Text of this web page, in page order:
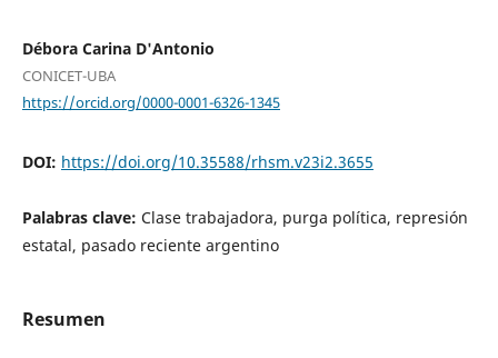
Débora Carina D'Antonio
CONICET-UBA
https://orcid.org/0000-0001-6326-1345
DOI: https://doi.org/10.35588/rhsm.v23i2.3655
Palabras clave: Clase trabajadora, purga política, represión
estatal, pasado reciente argentino
Resumen